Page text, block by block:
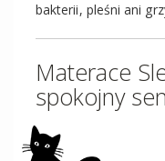
bakterii, pleśni ani
Materace
spokojny